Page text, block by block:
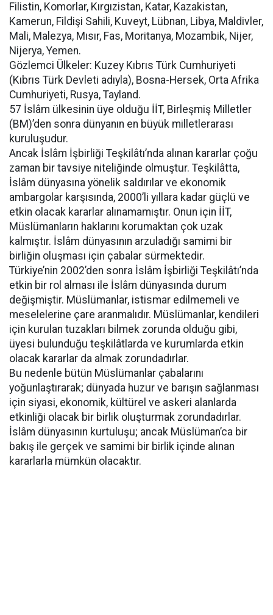
Filistin, Komorlar, Kırgızistan, Katar, Kazakistan,
Kamerun, Fildişi Sahili, Kuveyt, Lübnan, Libya, Maldivler,
Mali, Malezya, Mısır, Fas, Moritanya, Mozambik, Nijer,
Nijerya, Yemen.
Gözlemci Ülkeler: Kuzey Kıbrıs Türk Cumhuriyeti
(Kıbrıs Türk Devleti adıyla), Bosna-Hersek, Orta Afrika
Cumhuriyeti, Rusya, Tayland.
57 İslâm ülkesinin üye olduğu İİT, Birleşmiş Milletler
(BM)’den sonra dünyanın en büyük milletlerarası
kuruluşudur.
Ancak İslâm İşbirliği Teşkilâtı’nda alınan kararlar çoğu
zaman bir tavsiye niteliğinde olmuştur. Teşkilâtta,
İslâm dünyasına yönelik saldırılar ve ekonomik
ambargolar karşısında, 2000’li yıllara kadar güçlü ve
etkin olacak kararlar alınamamıştır. Onun için İİT,
Müslümanların haklarını korumaktan çok uzak
kalmıştır. İslâm dünyasının arzuladığı samimi bir
birliğin oluşması için çabalar sürmektedir.
Türkiye’nin 2002’den sonra İslâm İşbirliği Teşkilâtı’nda
etkin bir rol alması ile İslâm dünyasında durum
değişmiştir. Müslümanlar, istismar edilmemeli ve
meselelerine çare aranmalıdır. Müslümanlar, kendileri
için kurulan tuzakları bilmek zorunda olduğu gibi,
üyesi bulunduğu teşkilâtlarda ve kurumlarda etkin
olacak kararlar da almak zorundadırlar.
Bu nedenle bütün Müslümanlar çabalarını
yoğunlaştırarak; dünyada huzur ve barışın sağlanması
için siyasi, ekonomik, kültürel ve askeri alanlarda
etkinliği olacak bir birlik oluşturmak zorundadırlar.
İslâm dünyasının kurtuluşu; ancak Müslüman’ca bir
bakış ile gerçek ve samimi bir birlik içinde alınan
kararlarla mümkün olacaktır.